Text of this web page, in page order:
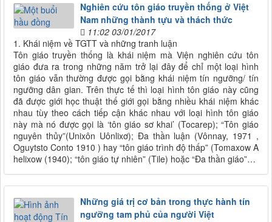
Nghiên cứu tôn giáo truyền thống ở Việt
Nam những thành tựu và thách thức
11:02 03/01/2017
1. Khái niệm về TGTT và những tranh luận
Tôn giáo truyền thống là khái niệm mà Viện nghiên cứu tôn
giáo đưa ra trong những năm trở lại đây để chỉ một loại hình
tôn giáo vẫn thường được gọi bằng khái niệm tín ngưỡng/ tín
ngưỡng dân gian. Trên thực tế thì loại hình tôn giáo này cũng
đã được giới học thuật thế giới gọi bằng nhiều khái niệm khác
nhau tùy theo cách tiếp cận khác nhau với loại hình tôn giáo
này mà nó được gọi là ‘tôn giáo sơ khai’ (Tocarep); “Tôn giáo
nguyên thủy”(Unixôn Uônlixơ); Đa thần luận (Vônnay, 1971 ,
Oguytsto Conto 1910 ) hay “tôn giáo trình độ thấp” (Tomaxow A
helixow (1940); “tôn giáo tự nhiên” (Tile) hoặc “Đa thần giáo”…
Những giá trị cơ bản trong thực hành tín
ngưỡng tam phủ của người Việt